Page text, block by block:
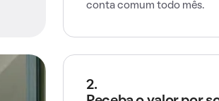
conta comum todo mês.
2.